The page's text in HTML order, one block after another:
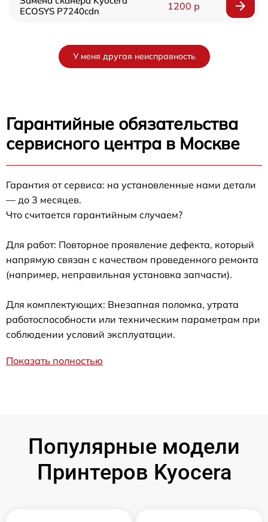
ECOSYS P7240cdn
1200 р
У меня другая неисправность
Гарантийные обязательства
сервисного центра в Москве
Гарантия от сервиса: на установленные нами детали
— до 3 месяцев.
Что считается гарантийным случаем?
Для работ: Повторное проявление дефекта, который
напрямую связан с качеством проведенного ремонта
(например, неправильная установка запчасти).
Для комплектующих: Внезапная поломка, утрата
работоспособности или техническим параметрам при
соблюдении условий эксплуатации.
Показать полностью
Популярные модели
Принтеров Kyocera